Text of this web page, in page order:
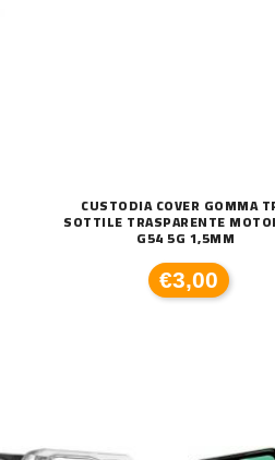
CUSTODIA COVER GOMMA
SOTTILE TRASPARENTE
G54 5G 1,5MM
€3,00